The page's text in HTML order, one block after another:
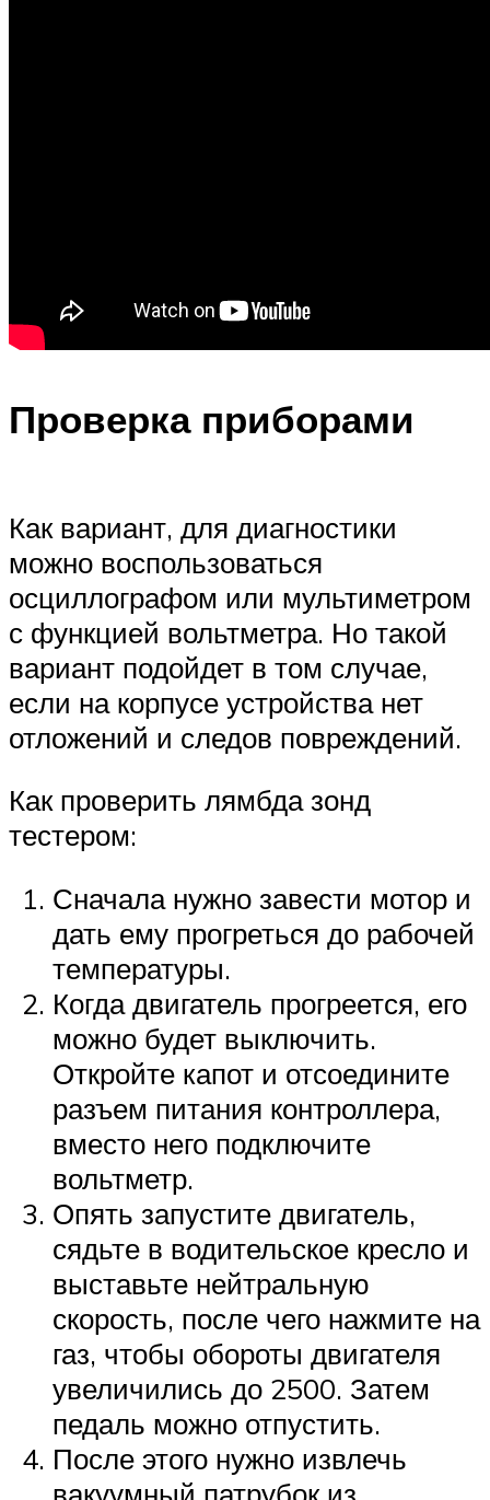
Проверка приборами
Как вариант, для диагностики
можно воспользоваться
осциллографом или мультиметром
с функцией вольтметра. Но такой
вариант подойдет в том случае,
если на корпусе устройства нет
отложений и следов повреждений.
Как проверить лямбда зонд
тестером:
Сначала нужно завести мотор и
дать ему прогреться до рабочей
температуры.
Когда двигатель прогреется, его
можно будет выключить.
Откройте капот и отсоедините
разъем питания контроллера,
вместо него подключите
вольтметр.
Опять запустите двигатель,
сядьте в водительское кресло и
выставьте нейтральную
скорость, после чего нажмите на
газ, чтобы обороты двигателя
увеличились до 2500. Затем
педаль можно отпустить.
После этого нужно извлечь